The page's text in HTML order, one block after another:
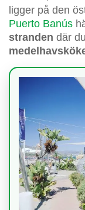
ligger på den
Puerto Banús
stranden där